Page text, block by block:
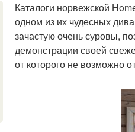
Каталоги норвежской
одном из их чудесных
зачастую очень суровы,
демонстрации своей
от которого не возможно